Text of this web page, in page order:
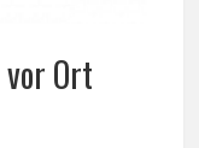
Ort